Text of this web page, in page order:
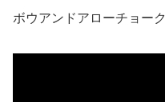
ボウアンドアローチョーク